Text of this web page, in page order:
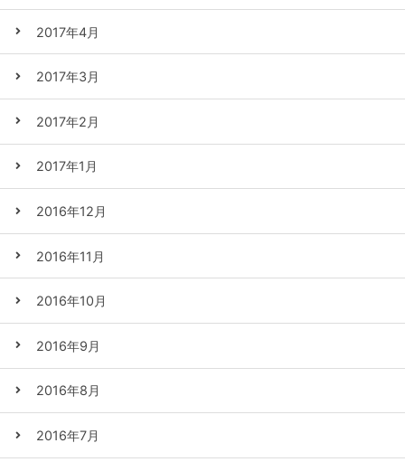
2017年4月
2017年3月
2017年2月
2017年1月
2016年12月
2016年11月
2016年10月
2016年9月
2016年8月
2016年7月